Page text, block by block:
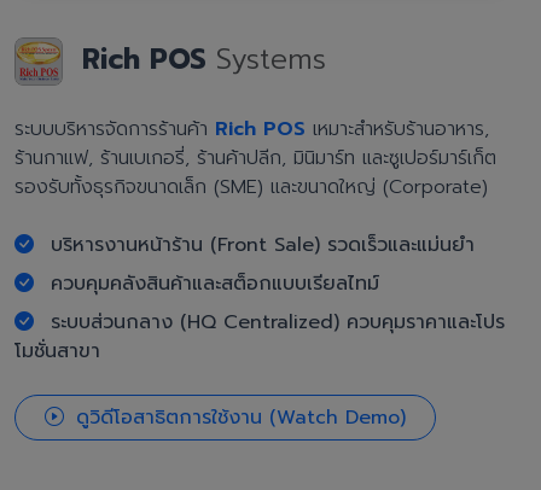
Rich POS Systems
ระบบบริหารจัดการร้านค้า Rich POS เหมาะสำหรับร้านอาหาร,
ร้านกาแฟ, ร้านเบเกอรี่, ร้านค้าปลีก, มินิมาร์ท และซูเปอร์มาร์เก็ต
รองรับทั้งธุรกิจขนาดเล็ก (SME) และขนาดใหญ่ (Corporate)
บริหารงานหน้าร้าน (Front Sale) รวดเร็วและแม่นยำ
ควบคุมคลังสินค้าและสต็อกแบบเรียลไทม์
ระบบส่วนกลาง (HQ Centralized) ควบคุมราคาและโปร
โมชั่นสาขา
ดูวิดีโอสาธิตการใช้งาน (Watch Demo)